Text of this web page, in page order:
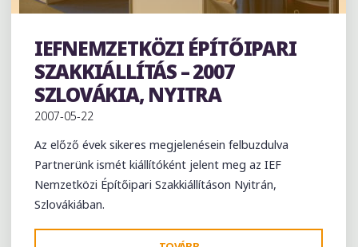
Kiállítás
IEFNEMZETKÖZI ÉPÍTŐIPARI
SZAKKIÁLLÍTÁS – 2007
SZLOVÁKIA, NYITRA
2007-05-22
Az előző évek sikeres megjelenésein felbuzdulva
Partnerünk ismét kiállítóként jelent meg az IEF
Nemzetközi Építőipari Szakkiállításon Nyitrán,
Szlovákiában.